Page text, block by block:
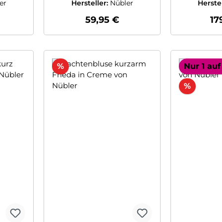
Hersteller: Nübler
Regulärer Preis:
59,95 €
%Rabatt Nur 1
%Rabatt